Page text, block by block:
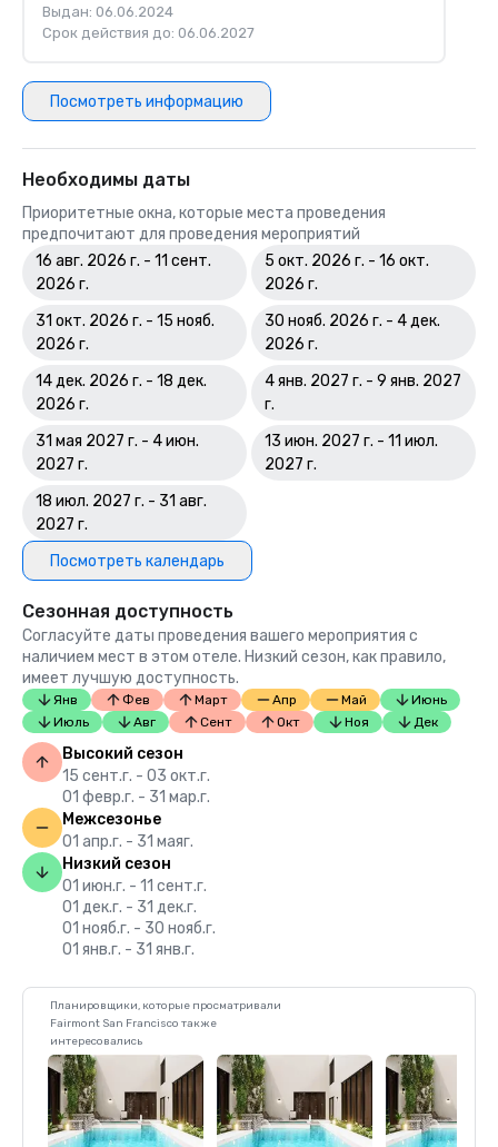
Выдан: 06.06.2024
Срок действия до: 06.06.2027
Посмотреть информацию
Необходимы даты
Приоритетные окна, которые места проведения
предпочитают для проведения мероприятий
16 авг. 2026 г. - 11 сент.
2026 г.
5 окт. 2026 г. - 16 окт.
2026 г.
31 окт. 2026 г. - 15 нояб.
2026 г.
30 нояб. 2026 г. - 4 дек.
2026 г.
14 дек. 2026 г. - 18 дек.
2026 г.
4 янв. 2027 г. - 9 янв. 2027
г.
31 мая 2027 г. - 4 июн.
2027 г.
13 июн. 2027 г. - 11 июл.
2027 г.
18 июл. 2027 г. - 31 авг.
2027 г.
Посмотреть календарь
Сезонная доступность
Согласуйте даты проведения вашего мероприятия с
наличием мест в этом отеле. Низкий сезон, как правило,
имеет лучшую доступность.
Янв Фев Март Апр Май
Июнь
Июль
Авг Сент Окт Ноя Дек
Высокий сезон
15 сент.г. - 03 окт.г.
01 февр.г. - 31 мар.г.
Межсезонье
01 апр.г. - 31 маяг.
Низкий сезон
01 июн.г. - 11 сент.г.
01 дек.г. - 31 дек.г.
01 нояб.г. - 30 нояб.г.
01 янв.г. - 31 янв.г.
Планировщики, которые просматривали
Fairmont San Francisco также
интересовались